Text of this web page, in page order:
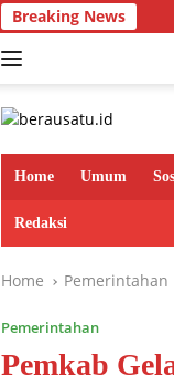
Breaking News
Home Umum
Redaksi
Home Pemerintahan
Pemerintahan
Pemkab